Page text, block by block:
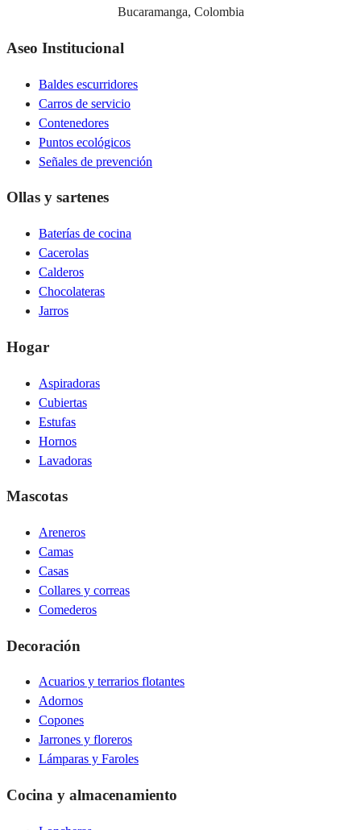
Bucaramanga, Colombia
Aseo Institucional
Baldes escurridores
Carros de servicio
Contenedores
Puntos ecológicos
Señales de prevención
Ollas y sartenes
Baterías de cocina
Cacerolas
Calderos
Chocolateras
Jarros
Hogar
Aspiradoras
Cubiertas
Estufas
Hornos
Lavadoras
Mascotas
Areneros
Camas
Casas
Collares y correas
Comederos
Decoración
Acuarios y terrarios flotantes
Adornos
Copones
Jarrones y floreros
Lámparas y Faroles
Cocina y almacenamiento